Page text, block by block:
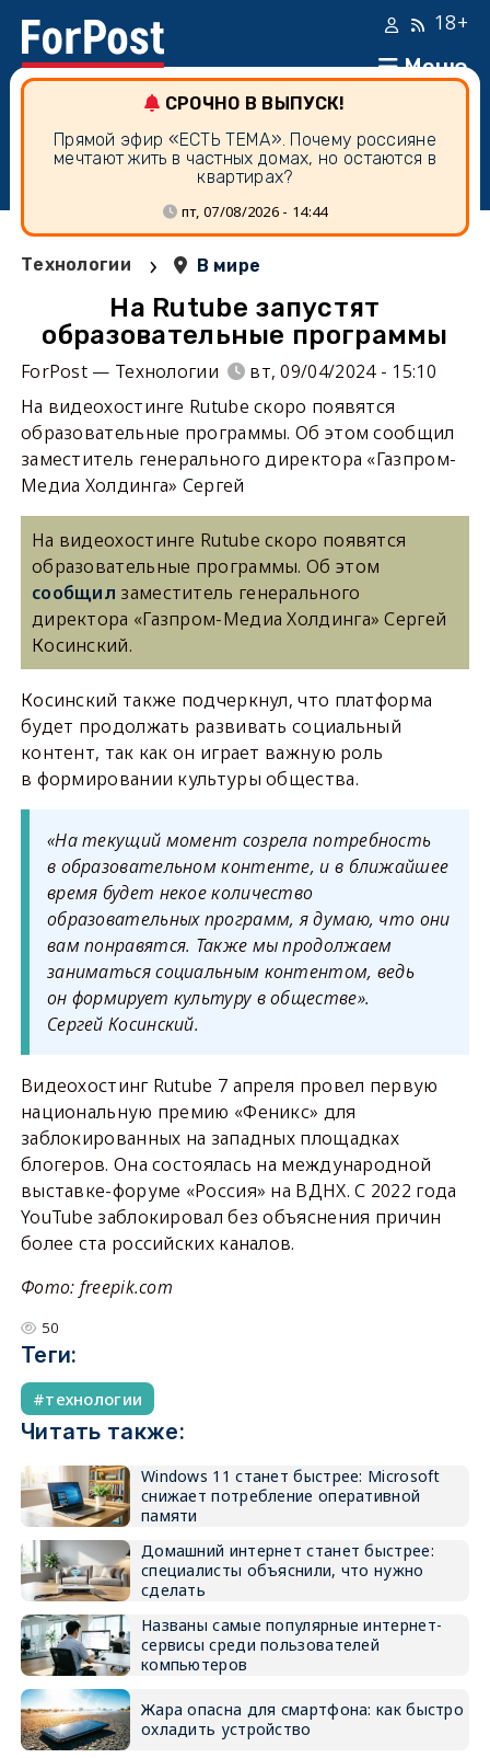
Меню
18+
СРОЧНО В ВЫПУСК!
Прямой эфир «ЕСТЬ ТЕМА». Почему россияне
мечтают жить в частных домах, но остаются в
квартирах?
пт, 07/08/2026 - 14:44
Технологии › В мире
На Rutube запустят
образовательные программы
ForPost — Технологии
вт, 09/04/2024 - 15:10
На видеохостинге Rutube скоро появятся
образовательные программы. Об этом сообщил
заместитель генерального директора «Газпром-
Медиа Холдинга» Сергей
На видеохостинге Rutube скоро появятся
образовательные программы. Об этом
сообщил заместитель генерального
директора «Газпром-Медиа Холдинга» Сергей
Косинский.
Косинский также подчеркнул, что платформа
будет продолжать развивать социальный
контент, так как он играет важную роль
в формировании культуры общества.
«На текущий момент созрела потребность
в образовательном контенте, и в ближайшее
время будет некое количество
образовательных программ, я думаю, что они
вам понравятся. Также мы продолжаем
заниматься социальным контентом, ведь
он формирует культуру в обществе».
Сергей Косинский.
Видеохостинг Rutube 7 апреля провел первую
национальную премию «Феникс» для
заблокированных на западных площадках
блогеров. Она состоялась на международной
выставке-форуме «Россия» на ВДНХ. С 2022 года
YouTube заблокировал без объяснения причин
более ста российских каналов.
Фото: freepik.com
50
Теги:
технологии
Читать также:
Windows 11 станет быстрее: Microsoft
снижает потребление оперативной
памяти
Домашний интернет станет быстрее:
специалисты объяснили, что нужно
сделать
Названы самые популярные интернет-
сервисы среди пользователей
компьютеров
Жара опасна для смартфона: как быстро
охладить устройство